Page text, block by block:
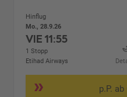
Hinflug
Mo., 28.9.26
VIE11:55
1 Stopp
Etihad Airways
p.P.